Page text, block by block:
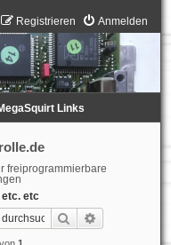
Anmelden
Registrieren
Links
freiprogrammierbare
etc. etc
Suche